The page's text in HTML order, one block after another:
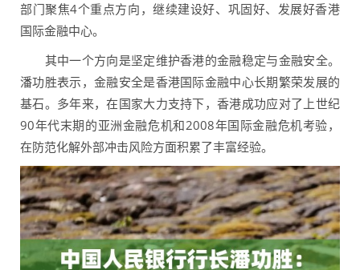
部门聚焦4个重点方向，继续建设好、巩固好、发展好香港
国际金融中心。
其中一个方向是坚定维护香港的金融稳定与金融安全。
潘功胜表示，金融安全是香港国际金融中心长期繁荣发展的
基石。多年来，在国家大力支持下，香港成功应对了上世纪
90年代末期的亚洲金融危机和2008年国际金融危机考验，
在防范化解外部冲击风险方面积累了丰富经验。